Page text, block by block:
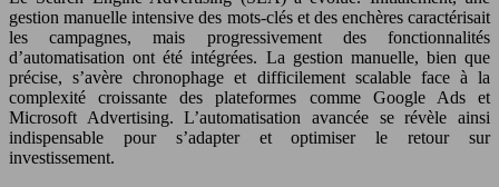
gestion manuelle intensive des mots-clés et des enchères caractérisait
les campagnes, mais progressivement des fonctionnalités
d’automatisation ont été intégrées. La gestion manuelle, bien que
précise, s’avère chronophage et difficilement scalable face à la
complexité croissante des plateformes comme Google Ads et
Microsoft Advertising. L’automatisation avancée se révèle ainsi
indispensable pour s’adapter et optimiser le retour sur
investissement.